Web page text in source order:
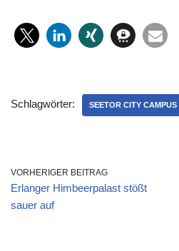
Schlagwörter: SEETOR CITY CAMPUS
VORHERIGER BEITRAG
Erlanger Himbeerpalast stößt
sauer auf